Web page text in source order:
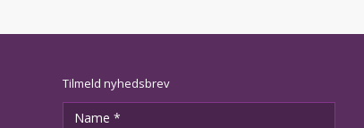
Tilmeld nyhedsbrev